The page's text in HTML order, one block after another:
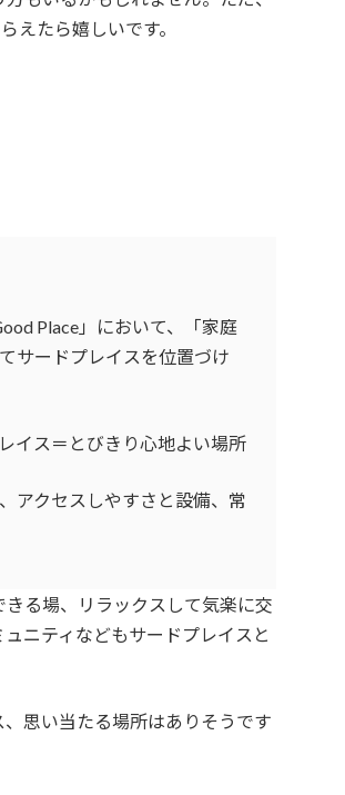
えたら嬉しいです。
Place」において、「家庭
サードプレイスを位置づけ
イス＝とびきり心地よい場所
アクセスしやすさと設備、常
る場、リラックスして気楽に交
ニティなどもサードプレイスと
思い当たる場所はありそうです